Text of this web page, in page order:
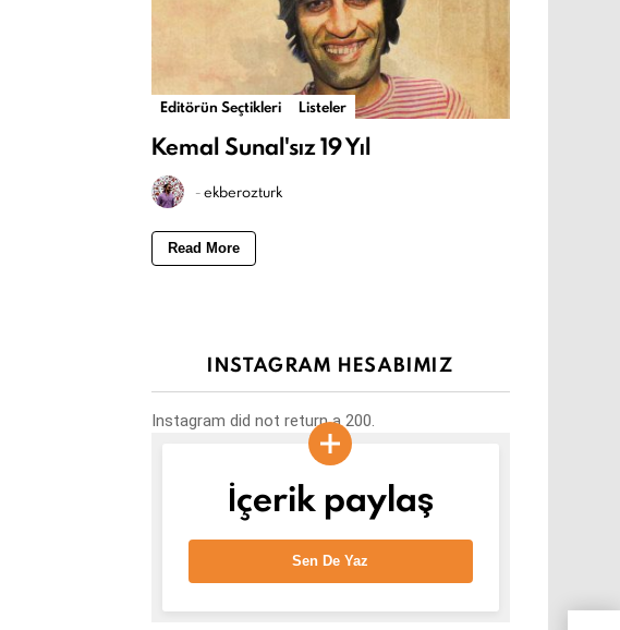
Editörün Seçtikleri Listeler
Kemal Sunal'sız 19 Yıl
-ekberozturk
Read More
INSTAGRAM HESABIMIZ
Instagram did not return a 200.
İçerik paylaş
Sen De Yaz